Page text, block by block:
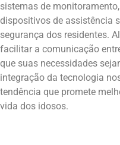
sistemas de
dispositivos de assistência
segurança dos residentes.
facilitar a comunicação
que suas necessidades
integração da tecnologia
tendência que promete
vida dos idosos.